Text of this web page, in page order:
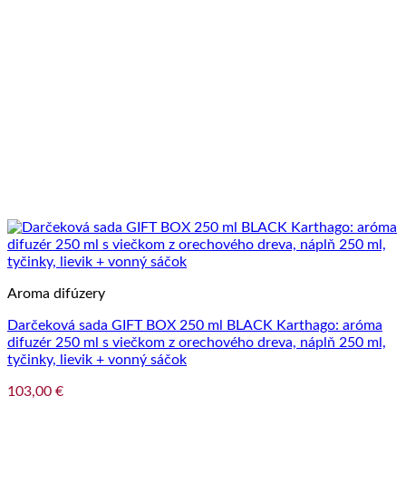
Aroma difúzery
Darčeková sada GIFT BOX 250 ml BLACK Karthago: aróma
difuzér 250 ml s viečkom z orechového dreva, náplň 250 ml,
tyčinky, lievik + vonný sáčok
103,00 €